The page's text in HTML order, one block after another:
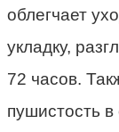
облегчает
укладку,
72 часов.
пушистость